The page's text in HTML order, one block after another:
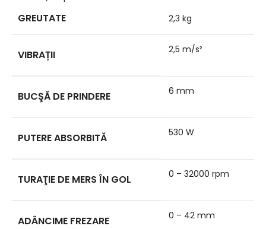
GREUTATE 2,3 kg
VIBRAȚII 2,5 m/s²
BUCŞĂ DE PRINDERE 6 mm
PUTERE ABSORBITĂ 530 W
TURAŢIE DE MERS ÎN GOL 0 – 32000 rpm
ADÂNCIME FREZARE 0 – 42 mm